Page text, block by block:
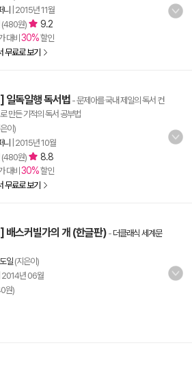
니
2015년 11월
(480원) 9.2
대비 30%할인
무료로 보기
일독일행 독서법 - 문제아를 국내 제일의 독서 컨
만든 기적의 독서 공부법
이)
니
2015년 10월
(480원) 8.8
대비 30%할인
무료로 보기
배스커빌가의 개 (한글판) - 더클래식 세계문
일 (지은이)
2014년 06월
원)